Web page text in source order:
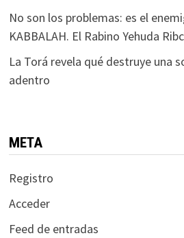
No son los problemas: es el
KABBALAH. El Rabino Yehuda
La Torá revela qué destruye una
adentro
META
Registro
Acceder
Feed de entradas